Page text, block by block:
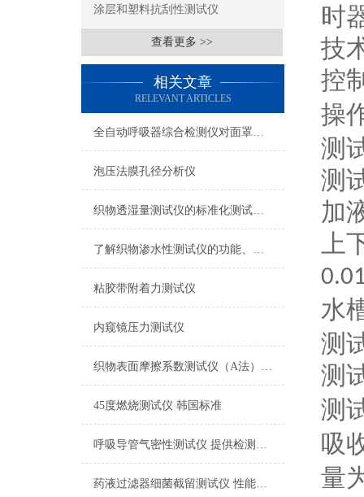
涂层和塑料抗刮性测试仪
查看更多 >>
相关文章
RELEVANT ARTICLES
全自动呼吸器综合检测仪对面罩泄漏率的定量检测方法
泡压法膜孔径分析仪
织物透湿量测试仪的标准化测试方法与流程介绍
了解织物渗水性测试仪的功能、优势与行业应用
粘胶带附着力测试仪
内窥镜压力测试仪
织物表面摩擦系数测试仪（A法） 检测准确
45度燃烧测试仪 韩国标准
呼吸导管气密性测试仪 提供检测方案
药液过滤器细菌截留测试仪 性能稳定
时
技
控
操
测
测
加
上
水
测
测
测
吸
量